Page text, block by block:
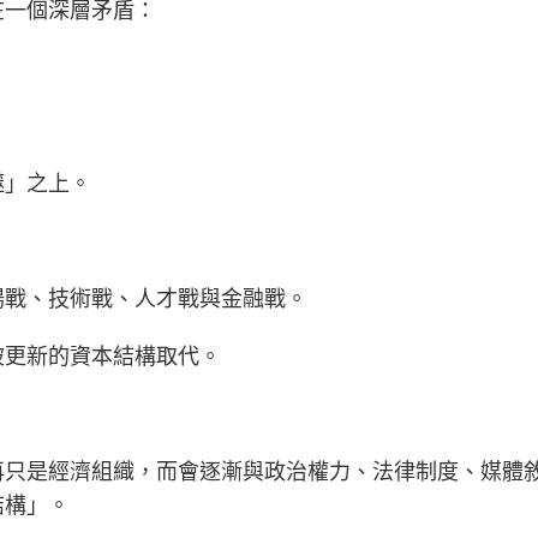
個深層矛盾：
之上。
、技術戰、人才戰與金融戰。
新的資本結構取代。
是經濟組織，而會逐漸與政治權力、法律制度、媒體
」。